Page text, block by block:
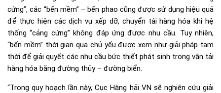
cứng”, các “bến mềm” – bến phao cũng được sử dụng hiệu quả
để thực hiện các dịch vụ xếp dỡ, chuyển tải hàng hóa khi hệ
thống “cảng cứng” không đáp ứng được nhu cầu. Tuy nhiên,
“bến mềm” thời gian qua chủ yếu được xem như giải pháp tạm
thời để giải quyết các nhu cầu bức thiết phát sinh trong vận tải
hàng hóa bằng đường thủy – đường biển.
“Trong quy hoạch lần này, Cục Hàng hải VN sẽ nghiên cứu giải